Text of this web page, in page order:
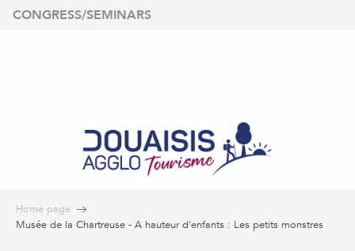
Aller
CONGRESS/SEMINARS
Home page
Musée de la Chartreuse - A hauteur d'enfants : Les petits monstres